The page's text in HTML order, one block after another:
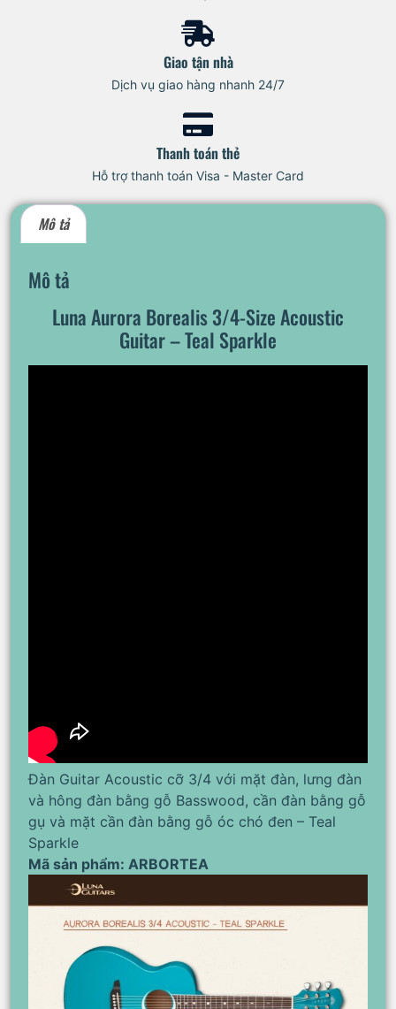
Giao tận nhà
Dịch vụ giao hàng nhanh 24/7
Thanh toán thẻ
Hỗ trợ thanh toán Visa - Master Card
Mô tả
Mô tả
Luna Aurora Borealis 3/4-Size Acoustic
Guitar – Teal Sparkle
Đàn Guitar Acoustic cỡ 3/4 với mặt đàn, lưng đàn
và hông đàn bằng gỗ Basswood, cần đàn bằng gỗ
gụ và mặt cần đàn bằng gỗ óc chó đen – Teal
Sparkle
Mã sản phẩm: ARBORTEA